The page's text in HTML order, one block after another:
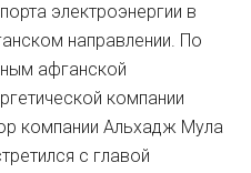
электроэнергии в
направлении. По
афганской
компании
компании Альхадж Мула
с главой